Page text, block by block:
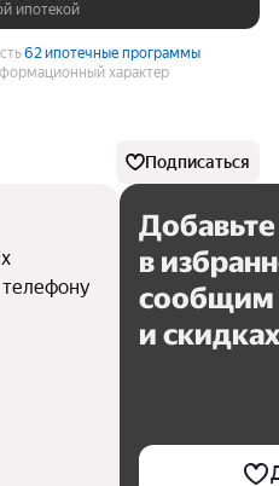
ипотекой
62 ипотечные программы
характер
Подписаться
Добавьте
в
сообщим
и скидках